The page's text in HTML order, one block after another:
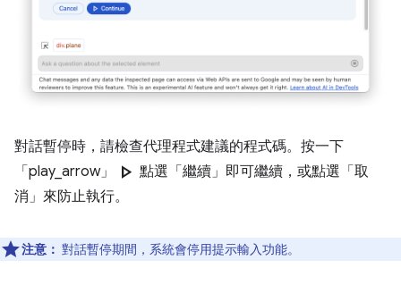
對話暫停時，請檢查代理程式建議的程式碼。按一下
「play_arrow」
play_arrow 點選「繼續」 即可繼續，或點選「取
消」 來防止執行。
注意： 對話暫停期間，系統會停用提示輸入功能。